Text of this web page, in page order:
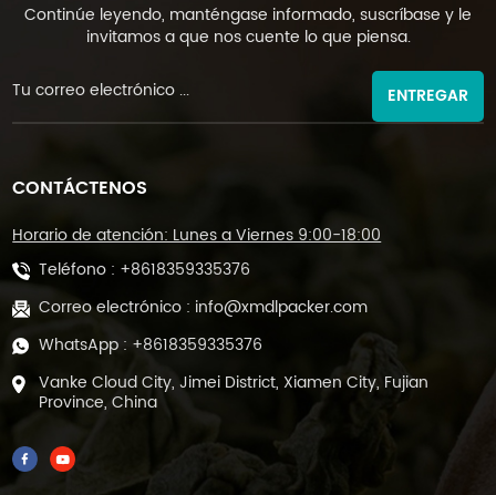
Continúe leyendo, manténgase informado, suscríbase y le
invitamos a que nos cuente lo que piensa.
ENTREGAR
CONTÁCTENOS
Horario de atención: Lunes a Viernes 9:00-18:00
Teléfono : +8618359335376
Correo electrónico : info@xmdlpacker.com
WhatsApp : +8618359335376
Vanke Cloud City, Jimei District, Xiamen City, Fujian
Province, China